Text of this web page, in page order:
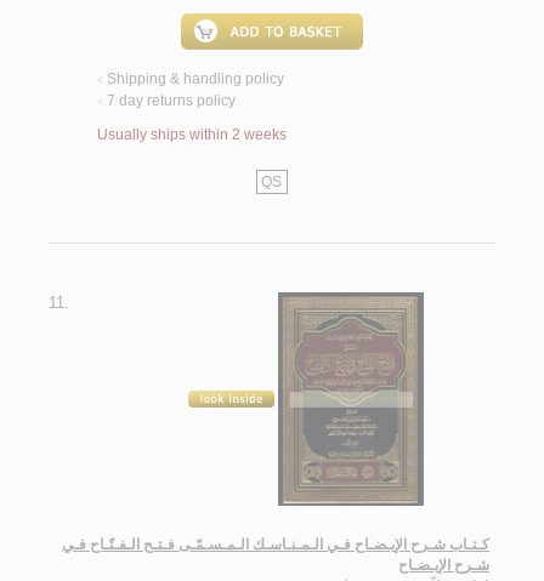
< Shipping & handling policy
< 7 day returns policy
Usually ships within 2 weeks
QS
11.
كـتـاب شـرح الإيـضـاح فـي الـمـنـاسـك الـمـسـمّـى فـتـح الـفـتّـاح فـي
شـرح الإيـضـاح